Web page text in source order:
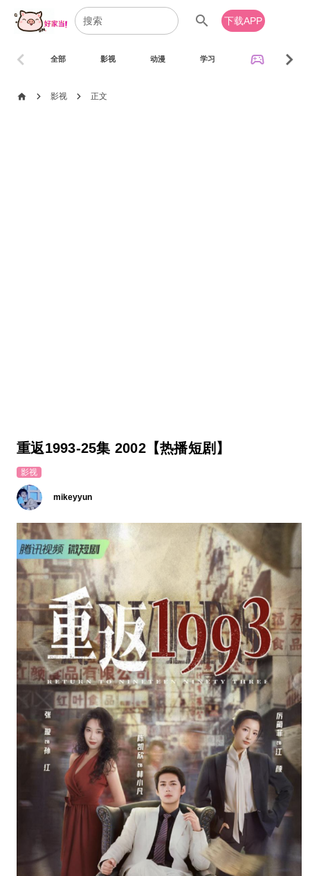
search 下载APP
全部 影视 动漫 学习 sports_esports
chevron_left chevron_right
home chevron_right 影视 chevron_right 正文
重返1993-25集 2002【热播短剧】
影视
mikeyyun